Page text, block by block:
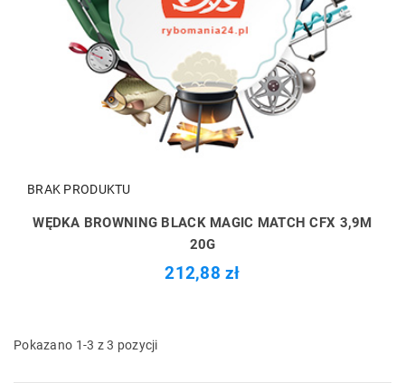
BRAK PRODUKTU
WĘDKA BROWNING BLACK MAGIC MATCH CFX 3,9M
20G
212,88 zł
Pokazano 1-3 z 3 pozycji